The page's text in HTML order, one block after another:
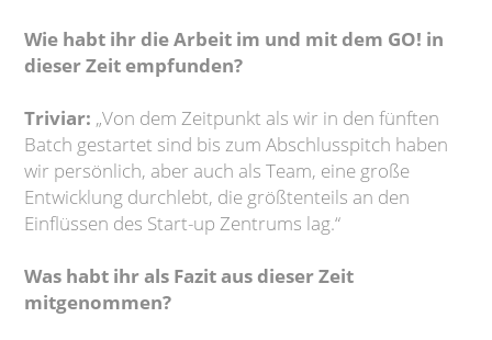
Wie habt ihr die Arbeit im und mit dem GO! in
dieser Zeit empfunden?
Triviar: „Von dem Zeitpunkt als wir in den fünften
Batch gestartet sind bis zum Abschlusspitch haben
wir persönlich, aber auch als Team, eine große
Entwicklung durchlebt, die größtenteils an den
Einflüssen des Start-up Zentrums lag.“
Was habt ihr als Fazit aus dieser Zeit
mitgenommen?